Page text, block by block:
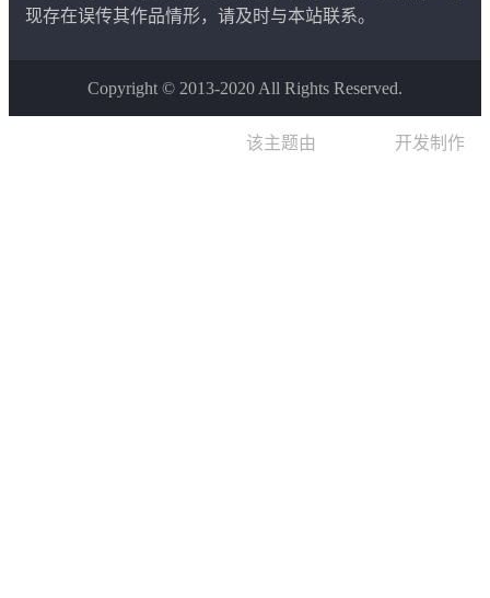
现存在误传其作品情形，请及时与本站联系。
Copyright © 2013-2020 All Rights Reserved.
该主题由 开发制作